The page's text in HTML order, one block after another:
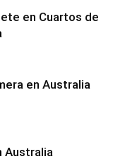
en Cuartos de
en Australia
Australia